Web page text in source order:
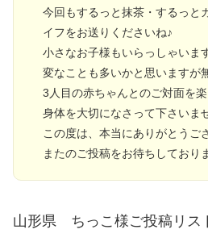
今回もするっと抹茶・するっと
イフをお送りくださいね♪
小さなお子様もいらっしゃいま
変なことも多いかと思いますが
3人目の赤ちゃんとのご対面を
身体を大切になさって下さいま
この度は、本当にありがとうご
またのご投稿をお待ちしており
山形県 ちっこ様ご投稿リス